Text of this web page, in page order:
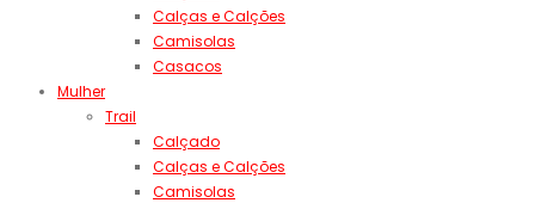
Calças e Calções
Camisolas
Casacos
Mulher
Trail
Calçado
Calças e Calções
Camisolas